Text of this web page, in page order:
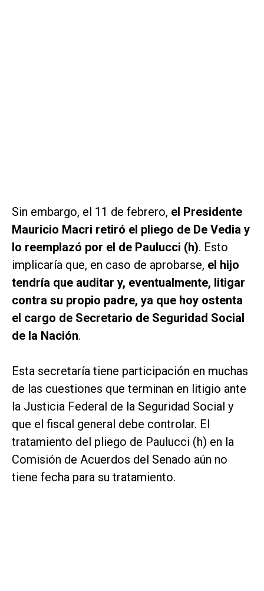
Sin embargo, el 11 de febrero, el Presidente
Mauricio Macri retiró el pliego de De Vedia y
lo reemplazó por el de Paulucci (h). Esto
implicaría que, en caso de aprobarse, el hijo
tendría que auditar y, eventualmente, litigar
contra su propio padre, ya que hoy ostenta
el cargo de Secretario de Seguridad Social
de la Nación.
Esta secretaría tiene participación en muchas
de las cuestiones que terminan en litigio ante
la Justicia Federal de la Seguridad Social y
que el fiscal general debe controlar. El
tratamiento del pliego de Paulucci (h) en la
Comisión de Acuerdos del Senado aún no
tiene fecha para su tratamiento.